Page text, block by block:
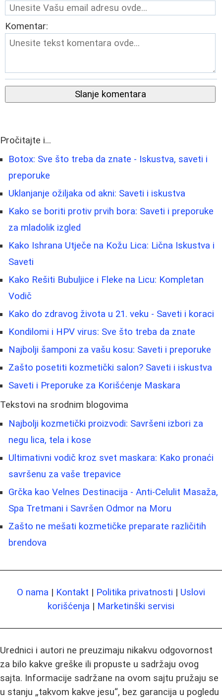
Komentar:
Slanje komentara
Pročitajte i...
Botox: Sve što treba da znate - Iskustva, saveti i
preporuke
Uklanjanje ožiljaka od akni: Saveti i iskustva
Kako se boriti protiv prvih bora: Saveti i preporuke
za mladolik izgled
Kako Ishrana Utječe na Kožu Lica: Lična Iskustva i
Saveti
Kako Rešiti Bubuljice i Fleke na Licu: Kompletan
Vodič
Kako do zdravog života u 21. veku - Saveti i koraci
Kondilomi i HPV virus: Sve što treba da znate
Najbolji šamponi za vašu kosu: Saveti i preporuke
Zašto posetiti kozmetički salon? Saveti i iskustva
Saveti i Preporuke za Korišćenje Maskara
Tekstovi na srodnim blogovima
Najbolji kozmetički proizvodi: Savršeni izbori za
negu lica, tela i kose
Ultimativni vodič kroz svet maskara: Kako pronaći
savršenu za vaše trepavice
Grčka kao Velnes Destinacija - Anti-Celulit Masaža,
Spa Tretmani i Savršen Odmor na Moru
Zašto ne mešati kozmetičke preparate različitih
brendova
O nama | Kontakt | Politika privatnosti | Uslovi
korišćenja | Marketinški servisi
Urednici i autori ne preuzimaju nikakvu odgovornost
za bilo kakve greške ili propuste u sadržaju ovog
sajta. Informacije sadržane na ovom sajtu pružaju se
u stanju „takvom kakve jesu“, bez garancija u pogledu